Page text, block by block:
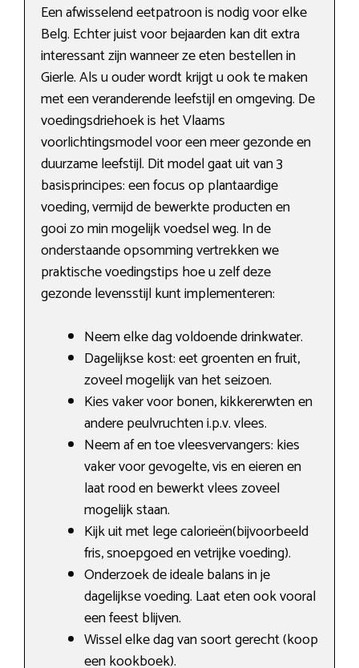
Een afwisselend eetpatroon is nodig voor elke
Belg. Echter juist voor bejaarden kan dit extra
interessant zijn wanneer ze eten bestellen in
Gierle. Als u ouder wordt krijgt u ook te maken
met een veranderende leefstijl en omgeving. De
voedingsdriehoek is het Vlaams
voorlichtingsmodel voor een meer gezonde en
duurzame leefstijl. Dit model gaat uit van 3
basisprincipes: een focus op plantaardige
voeding, vermijd de bewerkte producten en
gooi zo min mogelijk voedsel weg. In de
onderstaande opsomming vertrekken we
praktische voedingstips hoe u zelf deze
gezonde levensstijl kunt implementeren:
Neem elke dag voldoende drinkwater.
Dagelijkse kost: eet groenten en fruit,
zoveel mogelijk van het seizoen.
Kies vaker voor bonen, kikkererwten en
andere peulvruchten i.p.v. vlees.
Neem af en toe vleesvervangers: kies
vaker voor gevogelte, vis en eieren en
laat rood en bewerkt vlees zoveel
mogelijk staan.
Kijk uit met lege calorieën(bijvoorbeeld
fris, snoepgoed en vetrijke voeding).
Onderzoek de ideale balans in je
dagelijkse voeding. Laat eten ook vooral
een feest blijven.
Wissel elke dag van soort gerecht (koop
een kookboek).